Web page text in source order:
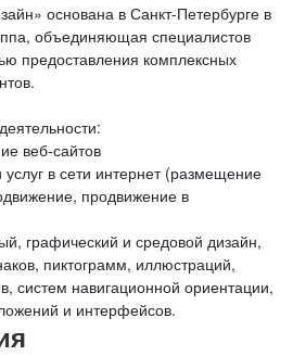
основана в Санкт-Петербурге в
объединяющая специалистов
предоставления комплексных
веб-сайтов
в сети интернет (размещение
продвижение в
графический и средовой дизайн,
пиктограмм, иллюстраций,
систем навигационной ориентации,
и интерфейсов.